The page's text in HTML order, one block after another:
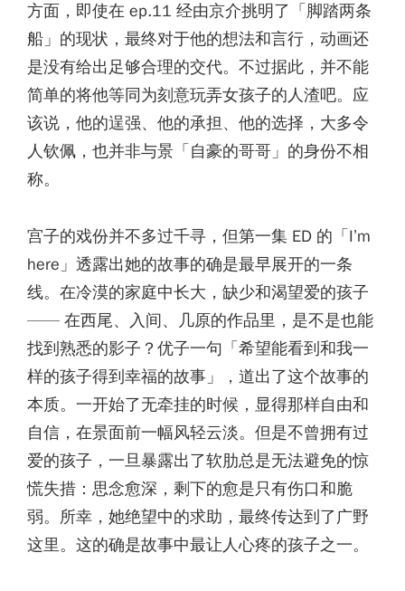
方面，即使在 ep.11 经由京介挑明了「脚踏两条
船」的现状，最终对于他的想法和言行，动画还
是没有给出足够合理的交代。不过据此，并不能
简单的将他等同为刻意玩弄女孩子的人渣吧。应
该说，他的逞强、他的承担、他的选择，大多令
人钦佩，也并非与景「自豪的哥哥」的身份不相
称。
宫子的戏份并不多过千寻，但第一集 ED 的「I’m
here」透露出她的故事的确是最早展开的一条
线。在冷漠的家庭中长大，缺少和渴望爱的孩子
—— 在西尾、入间、几原的作品里，是不是也能
找到熟悉的影子？优子一句「希望能看到和我一
样的孩子得到幸福的故事」，道出了这个故事的
本质。一开始了无牵挂的时候，显得那样自由和
自信，在景面前一幅风轻云淡。但是不曾拥有过
爱的孩子，一旦暴露出了软肋总是无法避免的惊
慌失措：思念愈深，剩下的愈是只有伤口和脆
弱。所幸，她绝望中的求助，最终传达到了广野
这里。这的确是故事中最让人心疼的孩子之一。